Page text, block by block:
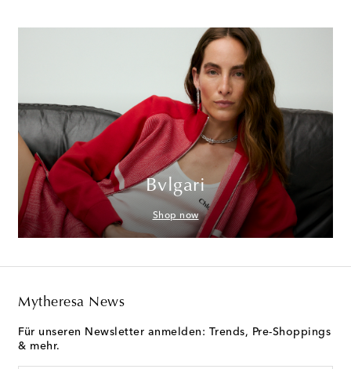
Bvlgari
Shop now
Mytheresa News
Für unseren Newsletter anmelden: Trends, Pre-Shoppings
& mehr.